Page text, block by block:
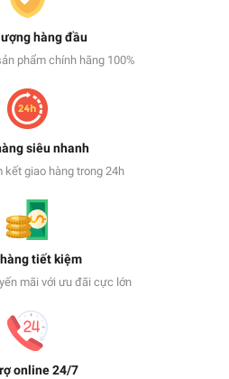
hàng đầu
phẩm chính hãng 100%
siêu nhanh
kết giao hàng trong 24h
tiết kiệm
mãi với ưu đãi cực lớn
online 24/7